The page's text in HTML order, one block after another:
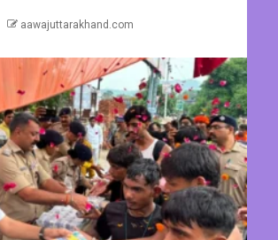
aawajuttarakhand.com